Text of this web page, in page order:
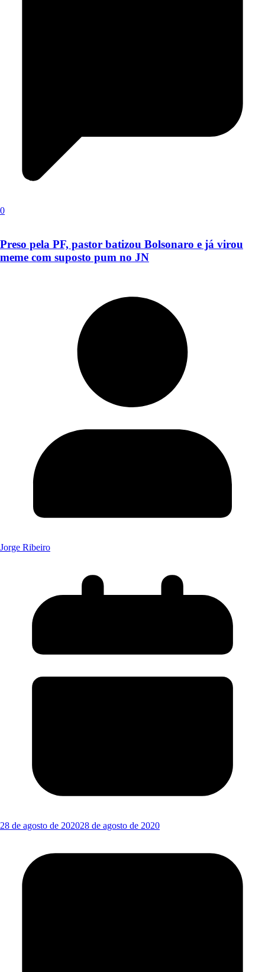
0
Preso pela PF, pastor batizou Bolsonaro e já virou
meme com suposto pum no JN
Jorge Ribeiro
28 de agosto de 202028 de agosto de 2020